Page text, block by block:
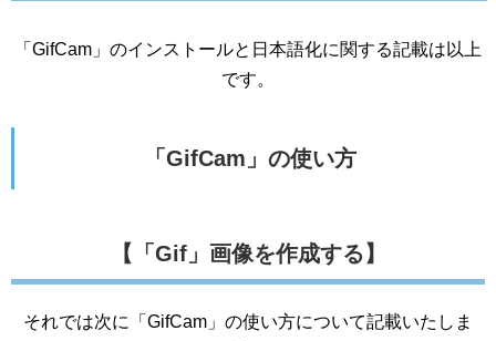
「GifCam」のインストールと日本語化に関する記載は以上
です。
「GifCam」の使い方
【「Gif」画像を作成する】
それでは次に「GifCam」の使い方について記載いたしま